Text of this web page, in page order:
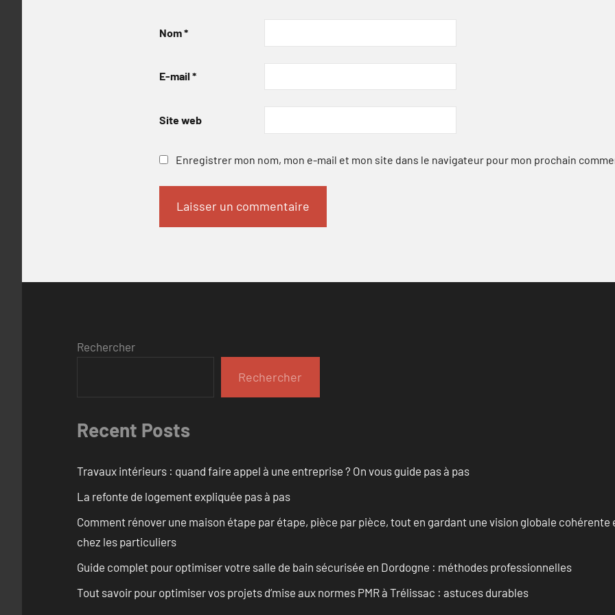
Nom*
E-mail *
Site web
Enregistrer mon nom, mon e-mail et mon site dans le navigateur pour mon prochain
Rechercher
Rechercher
Recent Posts
Travaux intérieurs : quand faire appel à une entreprise ? On vous guide pas à pas
La refonte de logement expliquée pas à pas
Comment rénover une maison étape par étape, pièce par pièce, tout en gardant une vision globale
chez les particuliers
Guide complet pour optimiser votre salle de bain sécurisée en Dordogne : méthodes professionnelles
Tout savoir pour optimiser vos projets d’mise aux normes PMR à Trélissac : astuces durables